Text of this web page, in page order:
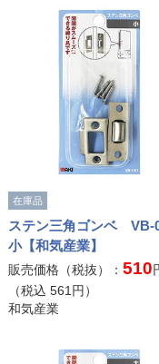
在庫品
ステン三角ゴンベ
小【和気産業】
販売価格（税抜）： 510
（税込 561 円）
和気産業